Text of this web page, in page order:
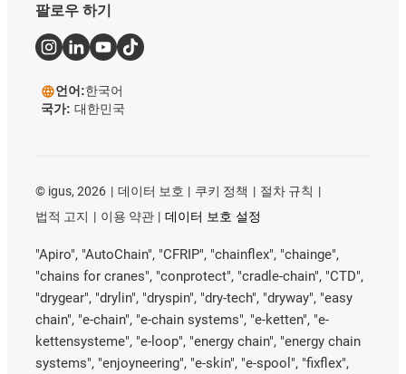
팔로우 하기
언어:한국어
국가: 대한민국
© igus, 2026 데이터 보호 쿠키 정책
절차 규칙
법적 고지
이용 약관 데이터 보호 설정
"Apiro", "AutoChain", "CFRIP", "chainflex", "chainge",
"chains for cranes", "conprotect", "cradle-chain", "CTD",
"drygear", "drylin", "dryspin", "dry-tech", "dryway", "easy
chain", "e-chain", "e-chain systems", "e-ketten", "e-
kettensysteme", "e-loop", "energy chain", "energy chain
systems", "enjoyneering", "e-skin", "e-spool", "fixflex",